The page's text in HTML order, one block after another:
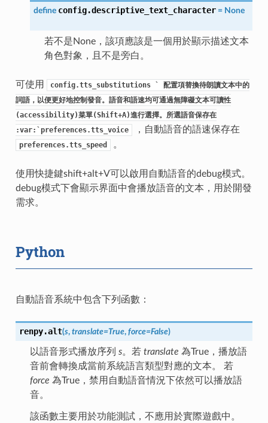
define config.descriptive_text_character = None
若不是None，該項應該是一個用於顯示描述文本
角色對象，且不是旁白。
可使用 config.tts_substitutions `
配置項替換待朗讀文本中的
詞語，以便更好地控制發音。語音和語速均可通過無障礙文本可讀性
(accessibility)菜單(Shift+A)進行選擇。所選語音保存在
:var:`preferences.tts_voice
，自動語音的語速保存在
preferences.tts_speed 。
使用快捷鍵shift+alt+V可以啟用自動語音的debug模式。
debug模式下會顯示界面中會播放語音的文本，用於開發
需求。
Python
自動語音系統中包含下列函數：
renpy.alt(s, translate=True, force=False)
以語音形式播放序列 s。若 translate 為True，播放語
音前會轉換成當前系統語言類型對應的文本。 若
force 為True，禁用自動語音情況下依然可以播放語
音。
該函數主要用於功能測試，不應用於實際遊戲中。